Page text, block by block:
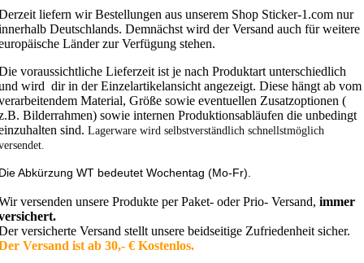
liefern wir Bestellungen aus unserem Shop Sticker-1.com nur
Deutschlands. Demnächst wird der Versand auch für weitere
Länder zur Verfügung stehen.
voraussichtliche Lieferzeit ist je nach Produktart unterschiedlich
wird dir in der Einzelartikelansicht angezeigt. Diese hängt ab vom
Material, Größe sowie eventuellen Zusatzoptionen (
Bilderrahmen) sowie internen Produktionsabläufen die unbedingt
sind. Lagerware wird selbstverständlich schnellstmöglich
Abkürzung WT bedeutet Wochentag (Mo-Fr).
versenden unsere Produkte per Paket- oder Prio- Versand, immer
versicherte Versand stellt unsere beidseitige Zufriedenheit sicher.
Versand ist ab 30,- € Kostenlos.